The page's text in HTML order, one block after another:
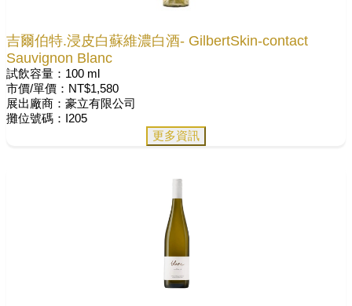
吉爾伯特.浸皮白蘇維濃白酒- GilbertSkin-contact
Sauvignon Blanc
試飲容量：100 ml
市價/單價：NT$1,580
展出廠商：豪立有限公司
攤位號碼：I205
更多資訊